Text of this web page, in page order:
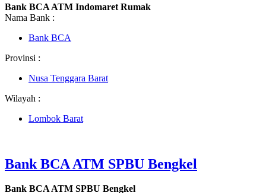
Bank BCA ATM Indomaret Rumak
Nama Bank :
Bank BCA
Provinsi :
Nusa Tenggara Barat
Wilayah :
Lombok Barat
Bank BCA ATM SPBU Bengkel
Bank BCA ATM SPBU Bengkel